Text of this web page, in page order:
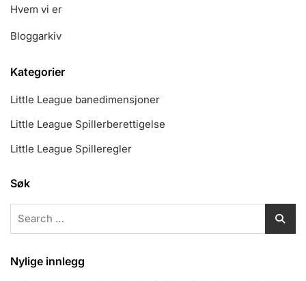
Hvem vi er
Bloggarkiv
Kategorier
Little League banedimensjoner
Little League Spillerberettigelse
Little League Spilleregler
Søk
Nylige innlegg